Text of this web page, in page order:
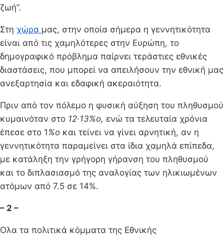
ζωή”.
Στη χώρα μας, στην οποία σήμερα η γεννητικότητα
είναι από τις χαμηλότερες στην Ευρώπη, το
δημογραφικό πρόβλημα παίρνει τεράστιες εθνικές
διαστάσεις, που μπορεί να απειλήσουν την εθνική μας
ανεξαρτησία και εδαφική ακεραιότητα.
Πριν από τον πόλεμο η φυσική αύξηση του πληθυσμού
κυμαι­νόταν στο 12·13%ο, ενώ τα τελευταία χρόνια
έπεσε στο 1%ο και τεί­νει να γίνει αρνητική, αν η
γεννητικότητα παραμείνει στα ίδια χαμη­λά επίπεδα,
με κατάληξη την γρήγορη γήρανση του πληθυσμού
και το διπλασιασμό της αναλογίας των ηλικιωμένων
ατόμων από 7.5 σε 14%.
– 2 –
Ολα τα πολιτικά κόμματα της Εθνικής